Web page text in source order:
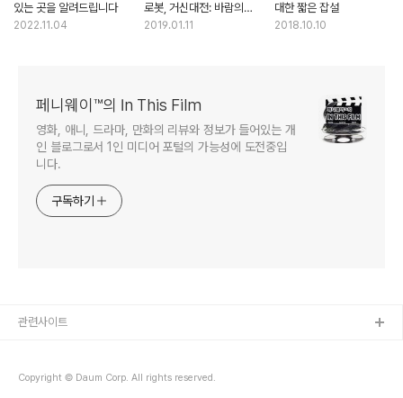
있는 곳을 알려드립니다
2022.11.04
로봇, 거신대전: 바람의
신주 소개
2019.01.11
대한 짧은 잡설
2018.10.10
페니웨이™의 In This Film
영화, 애니, 드라마, 만화의 리뷰와 정보가 들어있는 개
인 블로그로서 1인 미디어 포털의 가능성에 도전중입
니다.
구독하기
Copyright © Daum Corp. All rights reserved.
관련사이트